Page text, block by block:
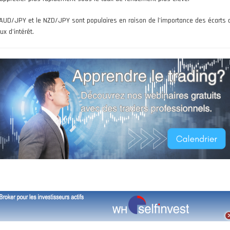
JPY et le NZD/JPY sont populaires en raison de l'importance des écarts
d'intérêt.